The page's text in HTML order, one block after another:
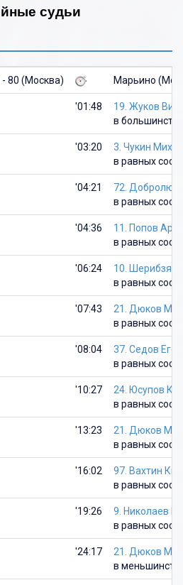
судьи
80 (Москва) Марьино
'01:48
19. Жуков
в
'03:20
3. Чукин
в равных
'04:21
72.
в равных
'04:36
11. Попов
в равных
'06:24
10.
в равных
'07:43
21. Дюков
в равных
'08:04
37. Седов Егор
в равных
'10:27
24. Юсупов
в равных
'13:23
21. Дюков
в равных
'16:02
97. Вахтин
в равных
'19:26
9. Николаев
в равных
'24:17
21. Дюков
в